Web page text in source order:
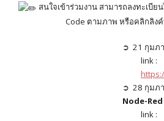
สนใจเข้าร่วมงาน สามารถลงทะเบีย
Code ตามภาพ หรือคลิกลิงค์
➲ 21 กุมภ
link :
➲ 28 กุมภ
Node-
link :